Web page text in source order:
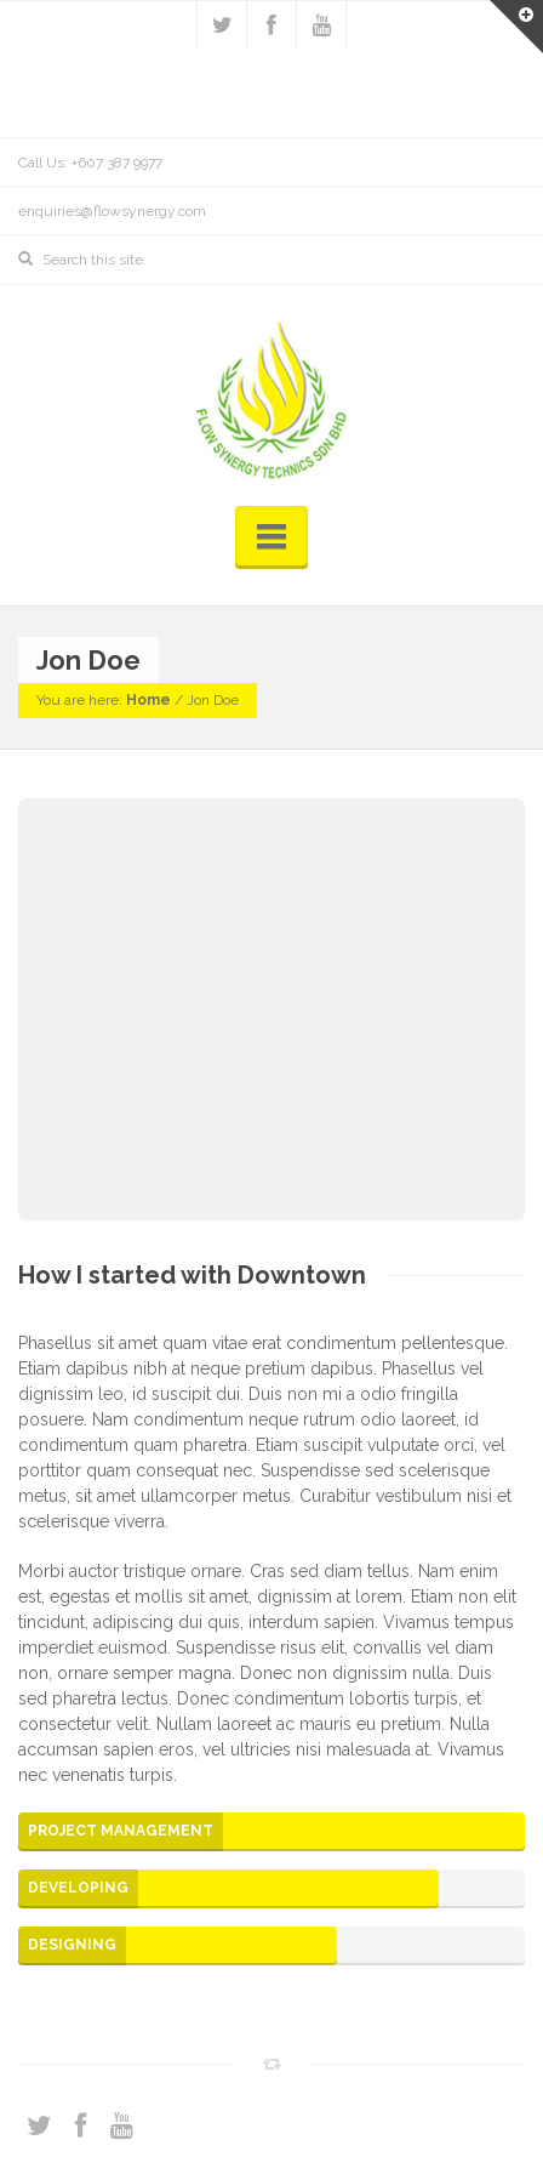
Call Us: +607 387 9977
enquiries@flowsynergy.com
Jon Doe
You are here: Home / Jon Doe
How I started with Downtown
Phasellus sit amet quam vitae erat condimentum pellentesque.
Etiam dapibus nibh at neque pretium dapibus. Phasellus vel
dignissim leo, id suscipit dui. Duis non mi a odio fringilla
posuere. Nam condimentum neque rutrum odio laoreet, id
condimentum quam pharetra. Etiam suscipit vulputate orci, vel
porttitor quam consequat nec. Suspendisse sed scelerisque
metus, sit amet ullamcorper metus. Curabitur vestibulum nisi et
scelerisque viverra.
Morbi auctor tristique ornare. Cras sed diam tellus. Nam enim
est, egestas et mollis sit amet, dignissim at lorem. Etiam non elit
tincidunt, adipiscing dui quis, interdum sapien. Vivamus tempus
imperdiet euismod. Suspendisse risus elit, convallis vel diam
non, ornare semper magna. Donec non dignissim nulla. Duis
sed pharetra lectus. Donec condimentum lobortis turpis, et
consectetur velit. Nullam laoreet ac mauris eu pretium. Nulla
accumsan sapien eros, vel ultricies nisi malesuada at. Vivamus
nec venenatis turpis.
PROJECT MANAGEMENT
DEVELOPING
DESIGNING